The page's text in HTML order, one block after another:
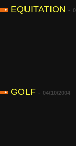
EQUITATION -
GOLF - 04/10/2004